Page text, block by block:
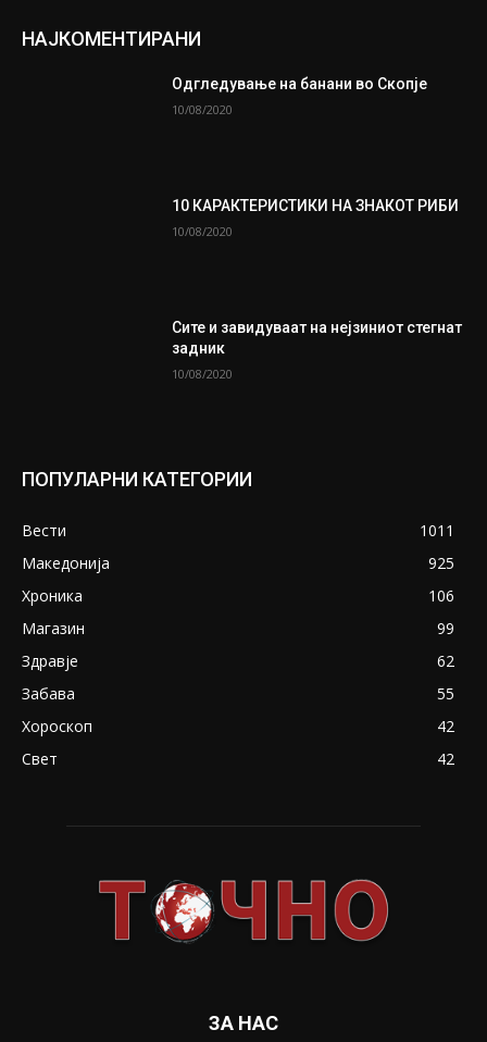
НАЈКОМЕНТИРАНИ
Одгледување на банани во Скопје
10/08/2020
10 КАРАКТЕРИСТИКИ НА ЗНАКОТ РИБИ
10/08/2020
Сите и завидуваат на нејзиниот стегнат
задник
10/08/2020
ПОПУЛАРНИ КАТЕГОРИИ
Вести
1011
Македонија
925
Хроника
106
Магазин
99
Здравје
62
Забава
55
Хороскоп
42
Свет
42
ЗА НАС